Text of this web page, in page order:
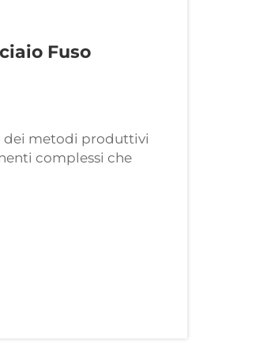
Fuso
dei metodi produttivi
complessi che
Con l'avvicinarsi del